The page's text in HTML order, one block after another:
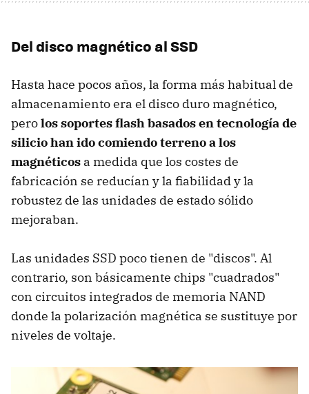
Del disco magnético al SSD
Hasta hace pocos años, la forma más habitual de
almacenamiento era el disco duro magnético,
perolos soportes flash basados en tecnología de
silicio han ido comiendo terreno a los
magnéticos a medida que los costes de
fabricación se reducían y la fiabilidad y la
robustez de las unidades de estado sólido
mejoraban.
Las unidades SSD poco tienen de "discos". Al
contrario, son básicamente chips "cuadrados"
con circuitos integrados de memoria NAND
donde la polarización magnética se sustituye por
niveles de voltaje.